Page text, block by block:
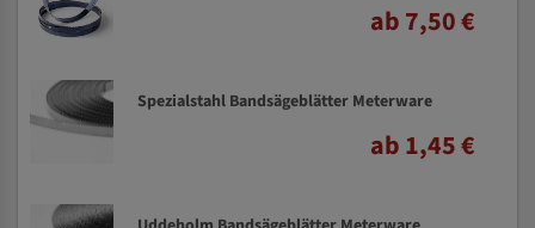
ab 7,50 €
Spezialstahl Bandsägeblätter Meterware
ab 1,45 €